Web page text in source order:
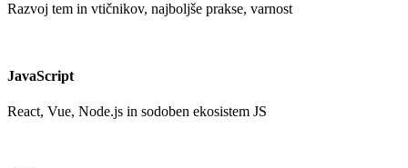
Razvoj tem in vtičnikov, najboljše prakse, varnost
JavaScript
React, Vue, Node.js in sodoben ekosistem JS